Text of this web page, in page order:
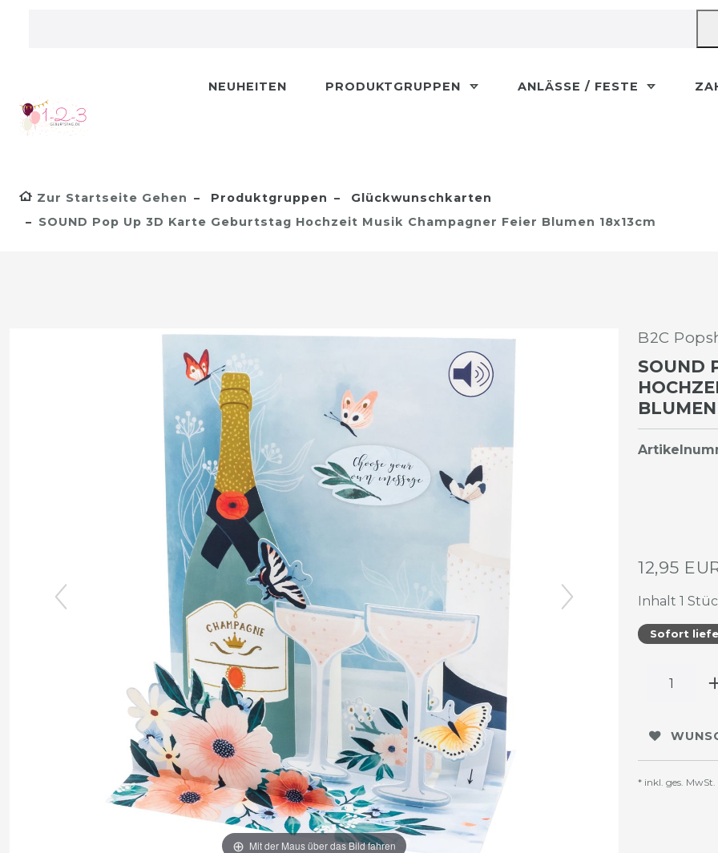
NEUHEITEN PRODUKTGRUPPEN ANLÄSSE / FESTE
Zur Startseite Gehen Produktgruppen
Glückwunschkarten
SOUND Pop Up 3D Karte Geburtstag Hochzeit Musik Champagner Feier Blumen 18x13cm
Mit der Maus über das Bild fahren
B2C
SOUND
BLUMEN
12,95
Inhalt 1
Sofort
* inkl. ges.